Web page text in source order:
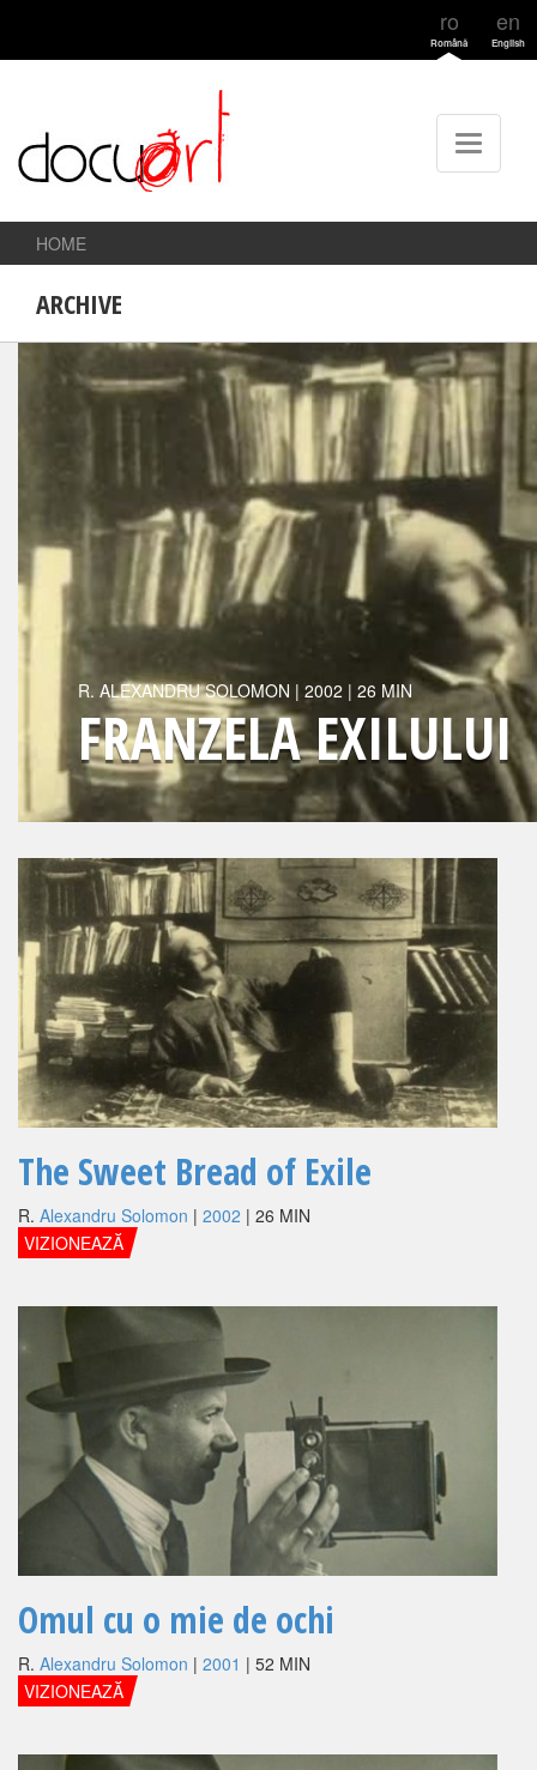
ro
Română
en
English
HOME
ARCHIVE
R. ALEXANDRU SOLOMON | 2002 | 26 MIN
FRANZELA EXILULUI
The Sweet Bread of Exile
R. Alexandru Solomon | 2002 | 26 MIN
VIZIONEAZĂ
Omul cu o mie de ochi
R. Alexandru Solomon | 2001 | 52 MIN
VIZIONEAZĂ